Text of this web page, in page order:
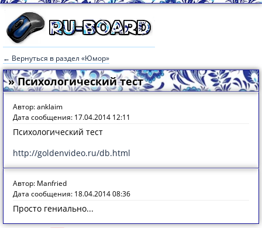
← Вернуться в раздел «Юмор»
» Психологический тест
Автор: anklaim
Дата сообщения: 17.04.2014 12:11
Психологический тест
http://goldenvideo.ru/db.html
Автор: Manfried
Дата сообщения: 18.04.2014 08:36
Просто гениально...